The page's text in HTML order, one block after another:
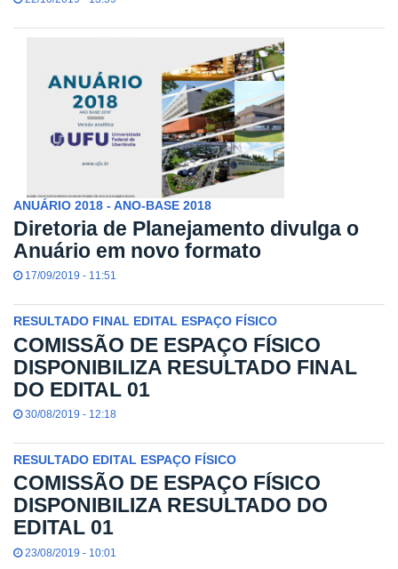
ANUÁRIO 2018 - ANO-BASE 2018
Diretoria de Planejamento divulga o
Anuário em novo formato
17/09/2019 - 11:51
RESULTADO FINAL EDITAL ESPAÇO FÍSICO
COMISSÃO DE ESPAÇO FÍSICO
DISPONIBILIZA RESULTADO FINAL
DO EDITAL 01
30/08/2019 - 12:18
RESULTADO EDITAL ESPAÇO FÍSICO
COMISSÃO DE ESPAÇO FÍSICO
DISPONIBILIZA RESULTADO DO
EDITAL 01
23/08/2019 - 10:01